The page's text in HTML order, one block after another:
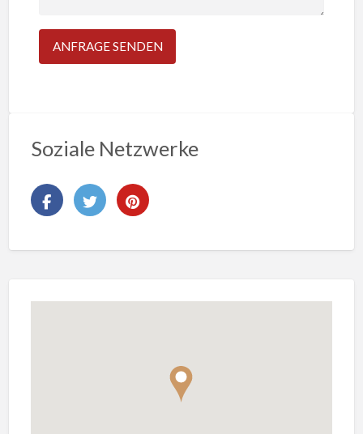
Soziale Netzwerke